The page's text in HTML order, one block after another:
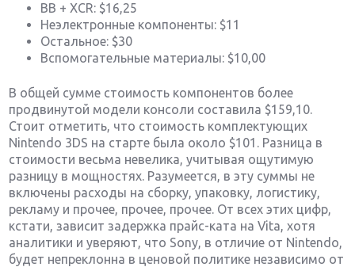
BB + XCR: $16,25
Неэлектронные компоненты: $11
Остальное: $30
Вспомогательные материалы: $10,00
В общей сумме стоимость компонентов более
продвинутой модели консоли составила $159,10.
Стоит отметить, что стоимость комплектующих
Nintendo 3DS на старте была около $101. Разница в
стоимости весьма невелика, учитывая ощутимую
разницу в мощностях. Разумеется, в эту суммы не
включены расходы на сборку, упаковку, логистику,
рекламу и прочее, прочее, прочее. От всех этих цифр,
кстати, зависит задержка прайс-ката на Vita, хотя
аналитики и уверяют, что Sony, в отличие от Nintendo,
будет непреклонна в ценовой политике независимо от